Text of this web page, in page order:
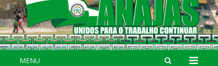
MENU